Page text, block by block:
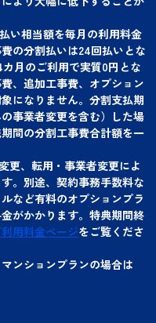
い相当額を毎月の利用料金
の分割払いは24回払いとな
月のご利用で実質0円とな
、追加工事費、オプション
になりません。分割支払期
事業者変更を含む）した場
間の分割工事費合計額を一
更、転用・事業者変更によ
。別途、契約事務手数料な
など有料のオプションプラ
がかかります。特典期間終
利用料金ページをご覧くださ
ンションプランの場合は